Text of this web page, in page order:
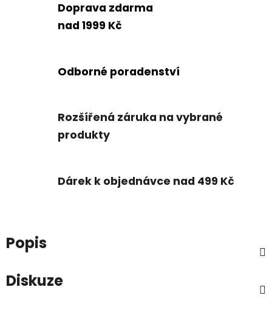
Doprava zdarma
nad 1999 Kč
Odborné poradenství
Rozšířená záruka na vybrané
produkty
Dárek k objednávce nad 499 Kč
Popis
Diskuze